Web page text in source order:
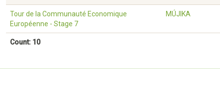
Tour de la Communauté Economique
Européenne - Stage 7
MÚJIKA
Count: 10